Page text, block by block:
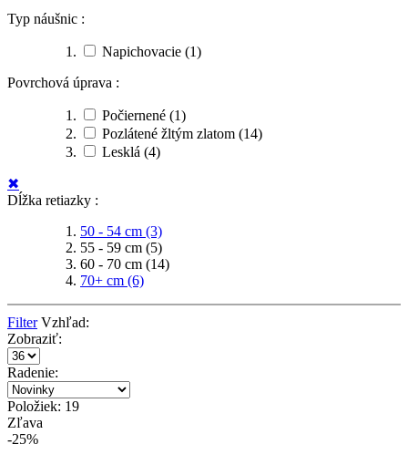
Typ náušnic :
Napichovacie (1)
Povrchová úprava :
Počiernené (1)
Pozlátené žltým zlatom (14)
Lesklá (4)
✖
Dĺžka retiazky :
50 - 54 cm (3)
55 - 59 cm (5)
60 - 70 cm (14)
70+ cm (6)
Filter Vzhľad:
Zobraziť:
Radenie:
Položiek: 19
Zľava
-25%